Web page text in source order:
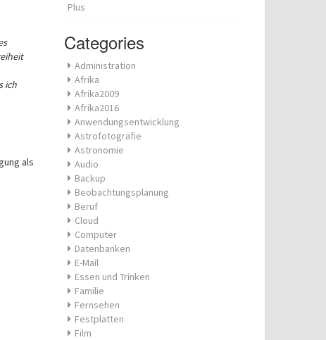
ich
als
Plus
Categories
Administration
Afrika
Afrika2009
Afrika2016
Anwendungsentwicklung
Astrofotografie
Astronomie
Audio
Backup
Beobachtungsplanung
Beruf
Cloud
Computer
Datenbanken
E-Mail
Essen und Trinken
Familie
Fernsehen
Festplatten
Film